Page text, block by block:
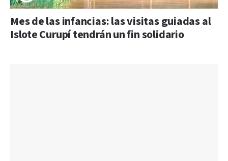
Mes de las infancias: las visitas guiadas al
Islote Curupí tendrán un fin solidario